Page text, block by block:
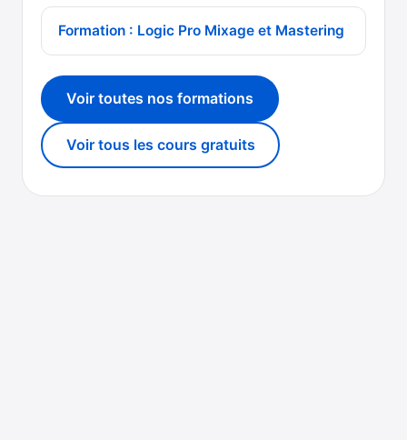
Formation : Logic Pro Mixage et Mastering
Voir toutes nos formations
Voir tous les cours gratuits